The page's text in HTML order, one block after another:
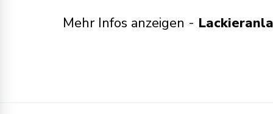
Mehr Infos anzeigen -